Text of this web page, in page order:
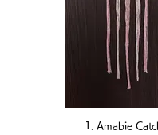
1. Amabie